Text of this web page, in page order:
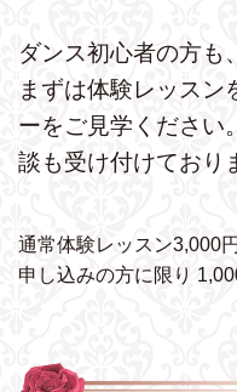
ダンス初心者の方も
まずは体験レッスン
ーをご見学ください。
談も受け付けており
通常体験レッスン3,000
申し込みの方に限り